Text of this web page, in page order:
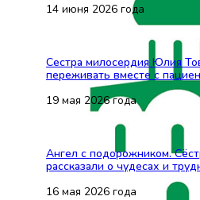
14 июня 2026 года
Сестра милосердия Юлия
переживать вместе с
19 мая 2026 года
Ангел с подорожником.
рассказали о чудесах и
16 мая 2026 года